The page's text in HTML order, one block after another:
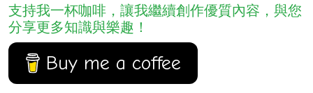
支持我一杯咖啡，讓我繼續創作優質內容，與您
分享更多知識與樂趣！
Buy me a coffee